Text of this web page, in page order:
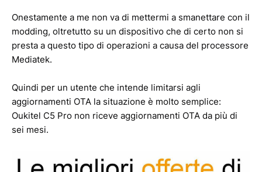
Onestamente a me non va di mettermi a smanettare con il
modding, oltretutto su un dispositivo che di certo non si
presta a questo tipo di operazioni a causa del processore
Mediatek.
Quindi per un utente che intende limitarsi agli
aggiornamenti OTA la situazione è molto semplice:
Oukitel C5 Pro non riceve aggiornamenti OTA da più di
sei mesi.